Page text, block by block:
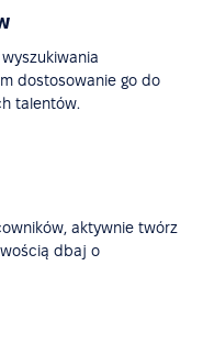
dostosowanie go do
talentów.
aktywnie twórz
dbaj o